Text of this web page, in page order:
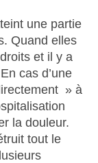
une partie
Quand elles
et il y a
cas d’une
» à
la douleur.
tout le